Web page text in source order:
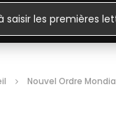
Nouvel Ordre